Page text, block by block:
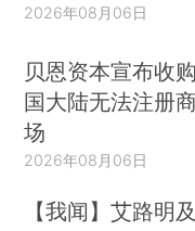
2026年08月06日
贝恩资本宣布收
国大陆无法注册
场
2026年08月06日
【我闻】艾路明